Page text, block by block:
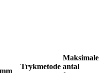
Trykmetode
Maksimale
antal